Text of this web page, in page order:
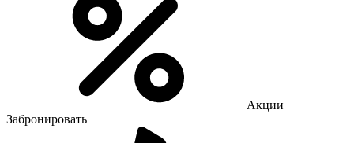
Акции
Забронировать